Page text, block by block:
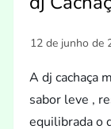
A dj cachaça
sabor leve ,
equilibrada o